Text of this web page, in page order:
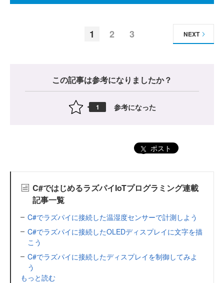
1 2 3 NEXT
この記事は参考になりましたか？
1 参考になった
ポスト
C#ではじめるラズパイIoTプログラミング連載
記事一覧
C#でラズパイに接続した温湿度センサーで計測しよう
C#でラズパイに接続したOLEDディスプレイに文字を描
こう
C#でラズパイに接続したディスプレイを制御してみよ
う
もっと読む